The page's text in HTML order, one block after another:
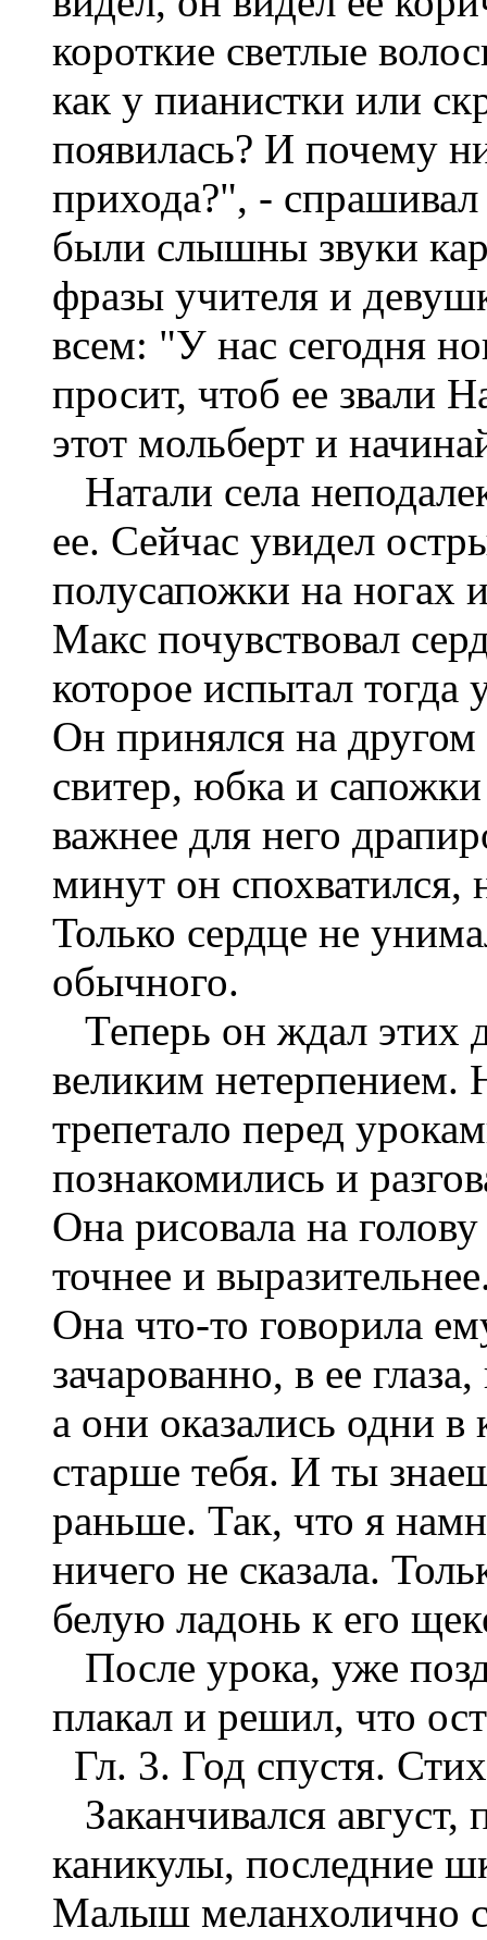
короткие светлые
как у пианистки или
появилась? И почему
прихода?", -
были слышны звуки
фразы учителя и
всем: "У нас сегодня
просит, чтоб ее звали
этот мольберт и
Натали села
ее. Сейчас увидел
полусапожки на
Макс почувствовал
которое испытал
Он принялся на другом
свитер, юбка и
важнее для него
минут он
Только сердце не
обычного.
Теперь он ждал этих
великим нетерпением.
трепетало перед
познакомились и
Она рисовала на
точнее и
Она что-то говорила
зачарованно, в ее
а они оказались одни
старше тебя. И ты
раньше. Так, что я
ничего не сказала.
белую ладонь к его
После урока, уже
плакал и решил, что
Гл. 3. Год спустя.
Заканчивался
каникулы, последние
Малыш меланхолично